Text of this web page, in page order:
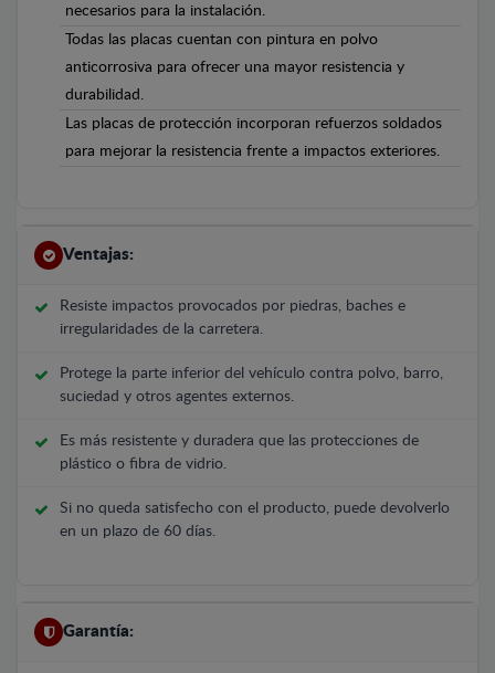
necesarios para la instalación.
Todas las placas cuentan con pintura en polvo
anticorrosiva para ofrecer una mayor resistencia y
durabilidad.
Las placas de protección incorporan refuerzos soldados
para mejorar la resistencia frente a impactos exteriores.
Ventajas:
Resiste impactos provocados por piedras, baches e
irregularidades de la carretera.
Protege la parte inferior del vehículo contra polvo, barro,
suciedad y otros agentes externos.
Es más resistente y duradera que las protecciones de
plástico o fibra de vidrio.
Si no queda satisfecho con el producto, puede devolverlo
en un plazo de 60 días.
Garantía: